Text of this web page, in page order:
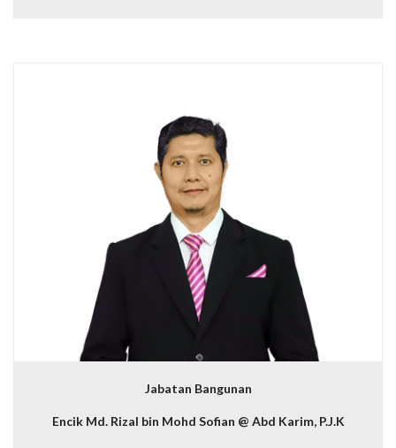
Jabatan Bangunan
Encik Md. Rizal bin Mohd Sofian @ Abd Karim, P.J.K